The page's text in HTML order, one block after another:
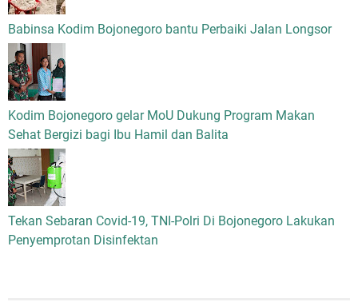
Babinsa Kodim Bojonegoro bantu Perbaiki Jalan Longsor
Kodim Bojonegoro gelar MoU Dukung Program Makan
Sehat Bergizi bagi Ibu Hamil dan Balita
Tekan Sebaran Covid-19, TNI-Polri Di Bojonegoro Lakukan
Penyemprotan Disinfektan